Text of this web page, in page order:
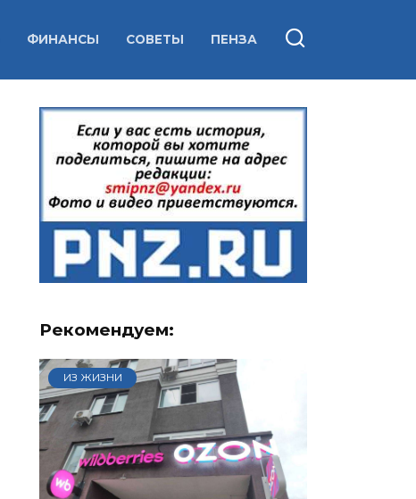
ФИНАНСЫ СОВЕТЫ ПЕНЗА
Рекомендуем:
ИЗ ЖИЗНИ